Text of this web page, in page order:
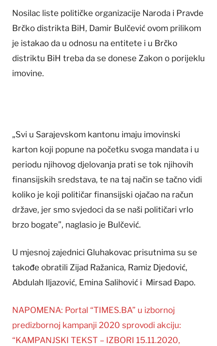
Nosilac liste političke organizacije Naroda i Pravde
Brčko distrikta BiH, Damir Bulčević ovom prilikom
je istakao da u odnosu na entitete i u Brčko
distriktu BiH treba da se donese Zakon o porijeklu
imovine.
„Svi u Sarajevskom kantonu imaju imovinski
karton koji popune na početku svoga mandata i u
periodu njihovog djelovanja prati se tok njihovih
finansijskih sredstava, te na taj način se tačno vidi
koliko je koji političar finansijski ojačao na račun
države, jer smo svjedoci da se naši političari vrlo
brzo bogate”, naglasio je Bulčević.
U mjesnoj zajednici Gluhakovac prisutnima su se
takođe obratili Zijad Ražanica, Ramiz Djedović,
Abdulah Iljazović, Emina Salihović i Mirsad Đapo.
NAPOMENA: Portal “TIMES.BA” u izbornoj
predizbornoj kampanji 2020 sprovodi akciju:
“KAMPANJSKI TEKST – IZBORI 15.11.2020,